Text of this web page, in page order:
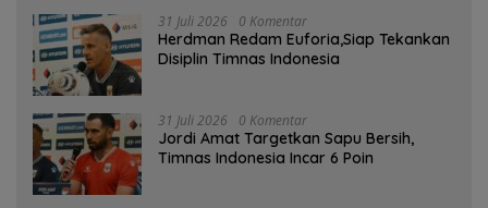
31 Juli 2026 0 Komentar
Herdman Redam Euforia,Siap Tekankan
Disiplin Timnas Indonesia
31 Juli 2026 0 Komentar
Jordi Amat Targetkan Sapu Bersih,
Timnas Indonesia Incar 6 Poin